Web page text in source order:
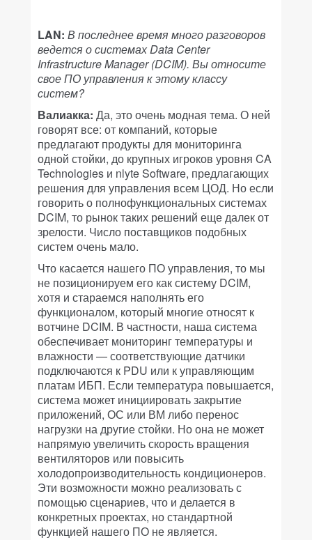
LAN: В последнее время много разговоров
ведется о системах Data Center
Infrastructure Manager (DCIM). Вы относите
свое ПО управления к этому классу
систем?
Валиакка: Да, это очень модная тема. О ней
говорят все: от компаний, которые
предлагают продукты для мониторинга
одной стойки, до крупных игроков уровня CA
Technologies и nlyte Software, предлагающих
решения для управления всем ЦОД. Но если
говорить о полнофункциональных системах
DCIM, то рынок таких решений еще далек от
зрелости. Число поставщиков подобных
систем очень мало.
Что касается нашего ПО управления, то мы
не позиционируем его как систему DCIM,
хотя и стараемся наполнять его
функционалом, который многие относят к
вотчине DCIM. В частности, наша система
обеспечивает мониторинг температуры и
влажности — соответствующие датчики
подключаются к PDU или к управляющим
платам ИБП. Если температура повышается,
система может инициировать закрытие
приложений, ОС или ВМ либо перенос
нагрузки на другие стойки. Но она не может
напрямую увеличить скорость вращения
вентиляторов или повысить
холодопроизводительность кондиционеров.
Эти возможности можно реализовать с
помощью сценариев, что и делается в
конкретных проектах, но стандартной
функцией нашего ПО не является.